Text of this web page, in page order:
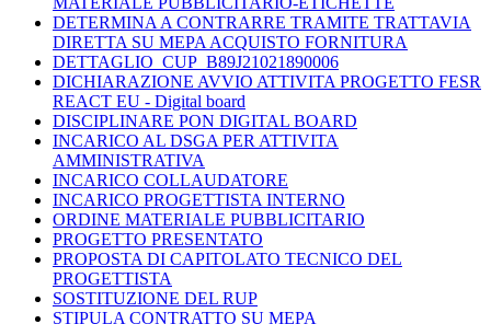
DETERMINA A CONTRARRE TRAMITE TRATTAVIA
DIRETTA SU MEPA ACQUISTO FORNITURA
DETTAGLIO_CUP_B89J21021890006
DICHIARAZIONE AVVIO ATTIVITA PROGETTO FESR
REACT EU - Digital board
DISCIPLINARE PON DIGITAL BOARD
INCARICO AL DSGA PER ATTIVITA
AMMINISTRATIVA
INCARICO COLLAUDATORE
INCARICO PROGETTISTA INTERNO
ORDINE MATERIALE PUBBLICITARIO
PROGETTO PRESENTATO
PROPOSTA DI CAPITOLATO TECNICO DEL
PROGETTISTA
SOSTITUZIONE DEL RUP
STIPULA CONTRATTO SU MEPA